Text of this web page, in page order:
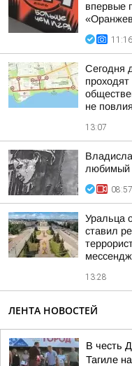
впервые
11:16
Сегодня
не
13:07
любимый
08:57
Уральца
ставил
13:28
ЛЕНТА НОВОСТЕЙ
В честь
Тагиле